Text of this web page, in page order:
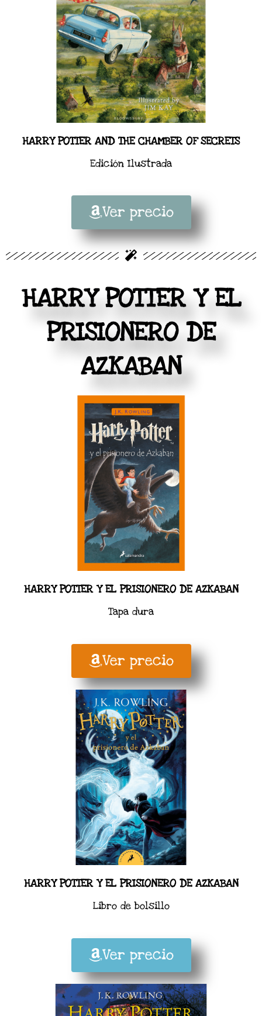
HARRY POTTER AND THE CHAMBER OF SECRETS
Edición Ilustrada
Ver precio
HARRY POTTER Y EL
PRISIONERO DE
AZKABAN
HARRY POTTER Y EL PRISIONERO DE AZKABAN
Tapa dura
Ver precio
HARRY POTTER Y EL PRISIONERO DE AZKABAN
Libro de bolsillo
Ver precio